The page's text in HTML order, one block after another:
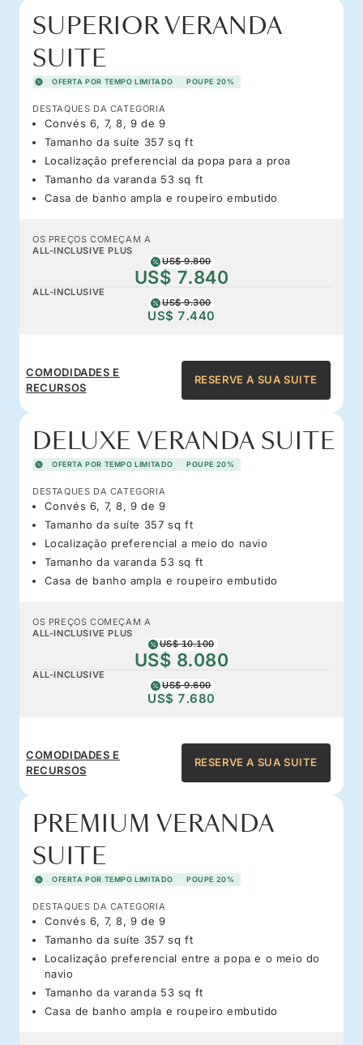
SUPERIOR VERANDA
SUITE
OFERTA POR TEMPO LIMITADO POUPE 20%
DESTAQUES DA CATEGORIA
Convés 6, 7, 8, 9 de 9
Tamanho da suíte 357 sq ft
Localização preferencial da popa para a proa
Tamanho da varanda 53 sq ft
Casa de banho ampla e roupeiro embutido
OS PREÇOS COMEÇAM A
ALL-INCLUSIVE PLUS
US$ 9.800
US$ 7.840
ALL-INCLUSIVE
US$ 9.300
US$ 7.440
COMODIDADES E
RECURSOS
RESERVE A SUA SUITE
DELUXE VERANDA SUITE
OFERTA POR TEMPO LIMITADO POUPE 20%
DESTAQUES DA CATEGORIA
Convés 6, 7, 8, 9 de 9
Tamanho da suíte 357 sq ft
Localização preferencial a meio do navio
Tamanho da varanda 53 sq ft
Casa de banho ampla e roupeiro embutido
OS PREÇOS COMEÇAM A
ALL-INCLUSIVE PLUS
US$ 10.100
US$ 8.080
ALL-INCLUSIVE
US$ 9.600
US$ 7.680
COMODIDADES E
RECURSOS
RESERVE A SUA SUITE
PREMIUM VERANDA
SUITE
OFERTA POR TEMPO LIMITADO POUPE 20%
DESTAQUES DA CATEGORIA
Convés 6, 7, 8, 9 de 9
Tamanho da suíte 357 sq ft
Localização preferencial entre a popa e o meio do
navio
Tamanho da varanda 53 sq ft
Casa de banho ampla e roupeiro embutido